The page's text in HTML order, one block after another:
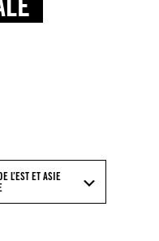
L’EST ET ASIE